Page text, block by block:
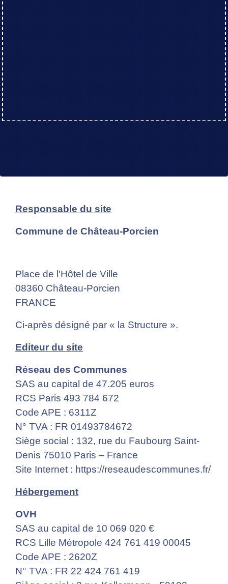
Responsable du site
Commune de Château-Porcien
Place de l'Hôtel de Ville
08360 Château-Porcien
FRANCE
Ci-après désigné par « la Structure ».
Editeur du site
Réseau des Communes
SAS au capital de 47.205 euros
RCS Paris 493 784 672
Code APE : 6311Z
N° TVA : FR 01493784672
Siège social : 132, rue du Faubourg Saint-
Denis 75010 Paris – France
Site Internet : https://reseaudescommunes.fr/
Hébergement
OVH
SAS au capital de 10 069 020 €
RCS Lille Métropole 424 761 419 00045
Code APE : 2620Z
N° TVA : FR 22 424 761 419